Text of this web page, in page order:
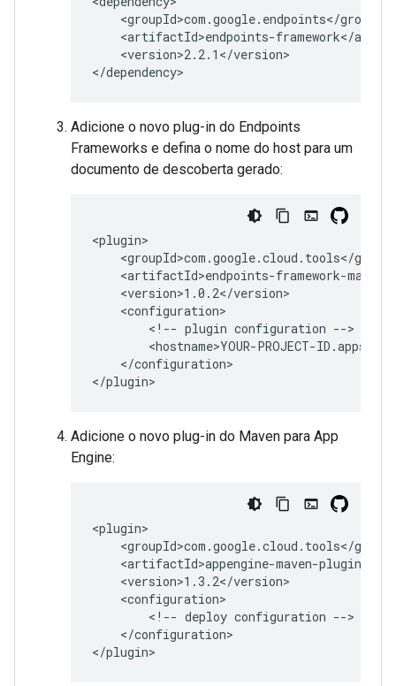
<version>2.2.1</version>
</dependency>
Adicione o novo plug-in do Endpoints
Frameworks e defina o nome do host para um
documento de descoberta gerado:
<!-- plugin configuration
</configuration>
</plugin>
Adicione o novo plug-in do Maven para App
Engine:
<!-- deploy configuration
</configuration>
</plugin>